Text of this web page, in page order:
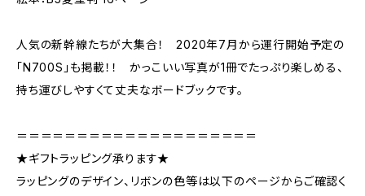
人気の新幹線たちが大集合！ 2020年7月から運行開始予定の
「N700S」も掲載！！ かっこいい写真が1冊でたっぷり楽しめる、
持ち運びしやすくて丈夫なボードブックです。
＝＝＝＝＝＝＝＝＝＝＝＝＝＝＝＝＝＝＝＝
★ギフトラッピング承ります★
ラッピングのデザイン、リボンの色等は以下のページからご確認く